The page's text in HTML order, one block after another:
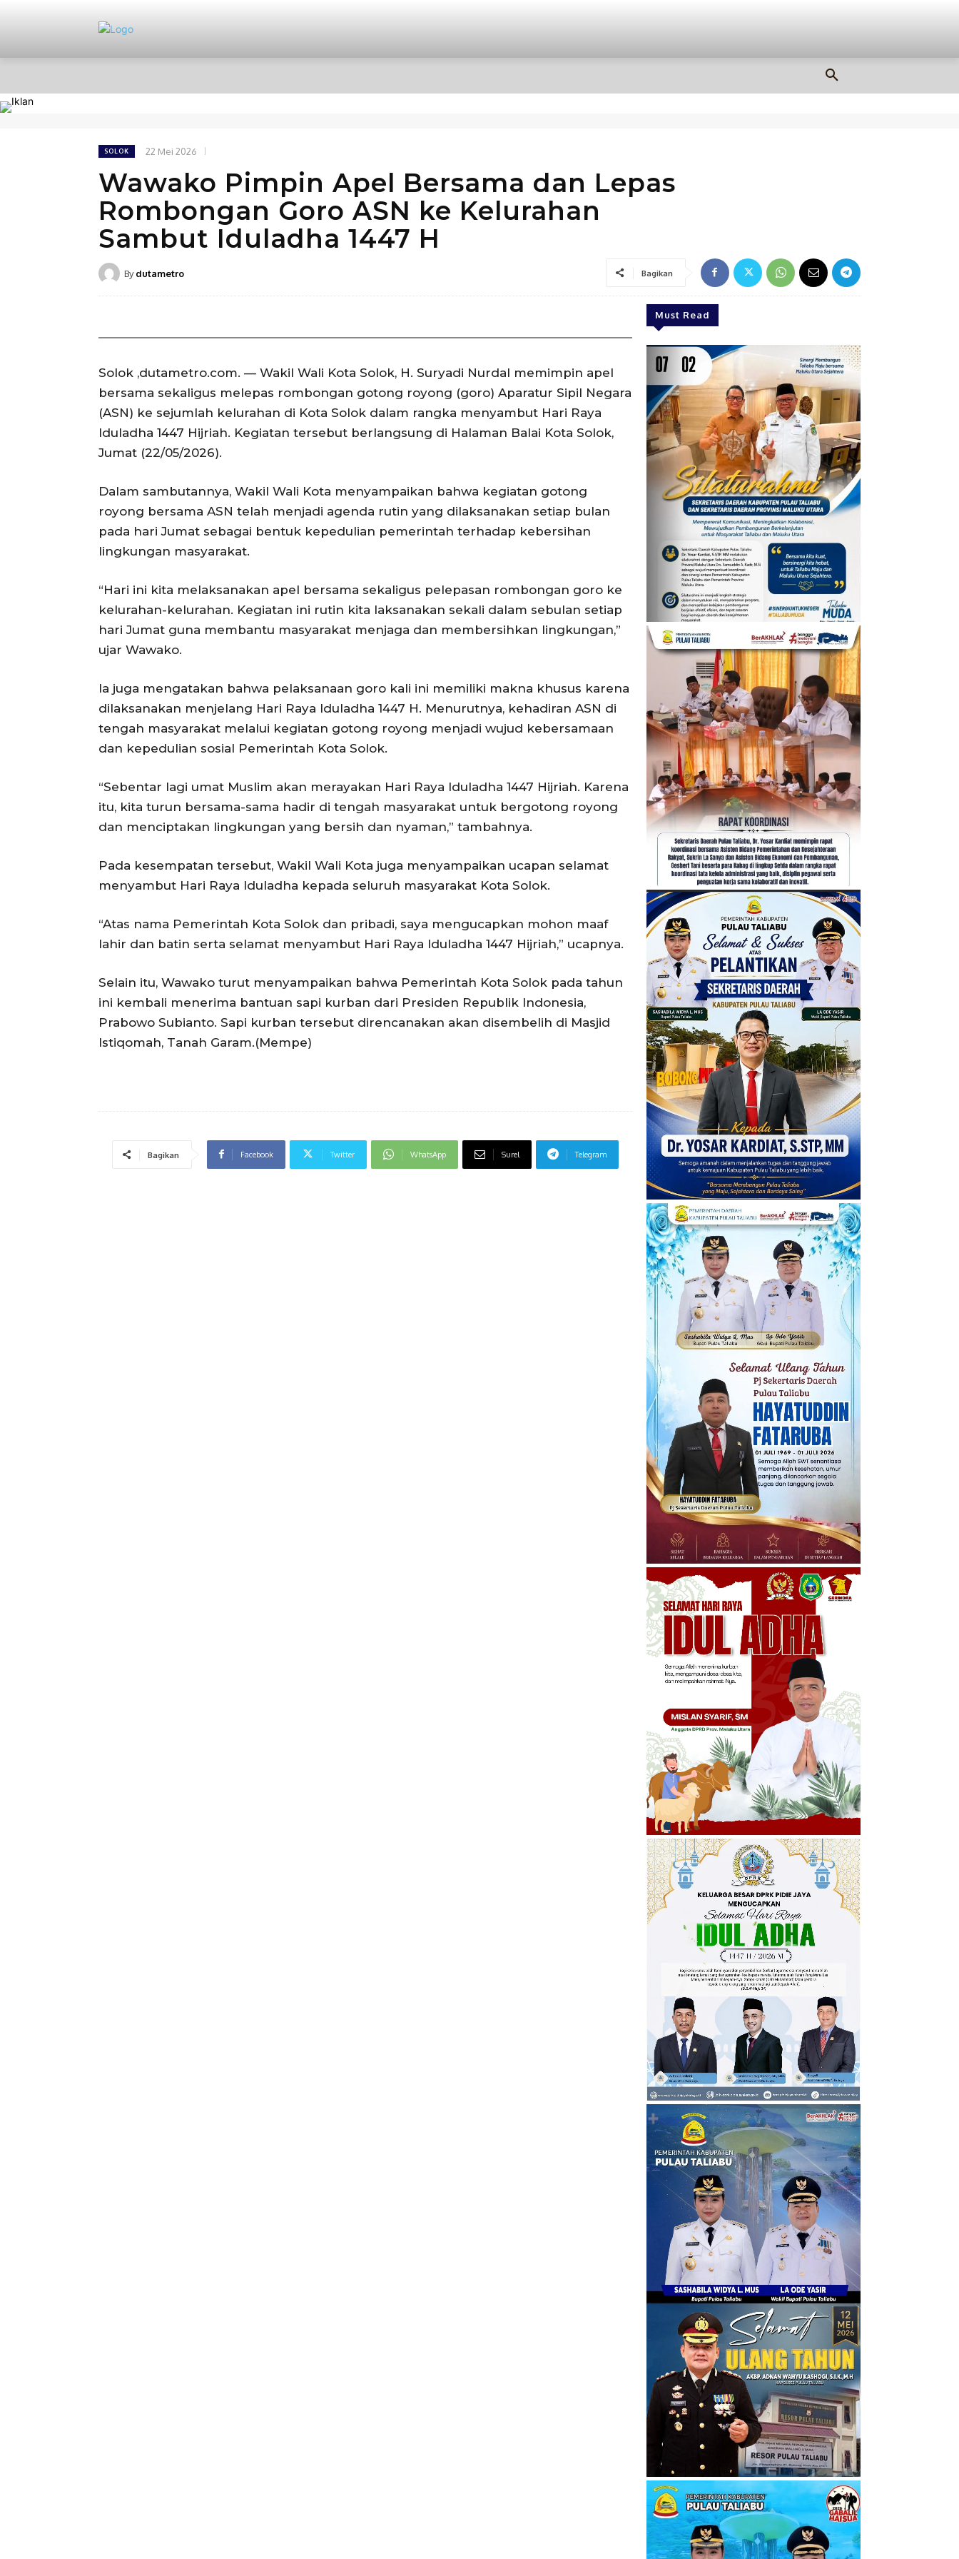
SOLOK 22 Mei 2026
Wawako Pimpin Apel Bersama dan Lepas
Rombongan Goro ASN ke Kelurahan
Sambut Iduladha 1447 H
By dutametro Bagikan
Solok ,dutametro.com. — Wakil Wali Kota Solok, H. Suryadi Nurdal memimpin apel
bersama sekaligus melepas rombongan gotong royong (goro) Aparatur Sipil Negara
(ASN) ke sejumlah kelurahan di Kota Solok dalam rangka menyambut Hari Raya
Iduladha 1447 Hijriah. Kegiatan tersebut berlangsung di Halaman Balai Kota Solok,
Jumat (22/05/2026).
Dalam sambutannya, Wakil Wali Kota menyampaikan bahwa kegiatan gotong
royong bersama ASN telah menjadi agenda rutin yang dilaksanakan setiap bulan
pada hari Jumat sebagai bentuk kepedulian pemerintah terhadap kebersihan
lingkungan masyarakat.
“Hari ini kita melaksanakan apel bersama sekaligus pelepasan rombongan goro ke
kelurahan-kelurahan. Kegiatan ini rutin kita laksanakan sekali dalam sebulan setiap
hari Jumat guna membantu masyarakat menjaga dan membersihkan lingkungan,”
ujar Wawako.
Ia juga mengatakan bahwa pelaksanaan goro kali ini memiliki makna khusus karena
dilaksanakan menjelang Hari Raya Iduladha 1447 H. Menurutnya, kehadiran ASN di
tengah masyarakat melalui kegiatan gotong royong menjadi wujud kebersamaan
dan kepedulian sosial Pemerintah Kota Solok.
“Sebentar lagi umat Muslim akan merayakan Hari Raya Iduladha 1447 Hijriah. Karena
itu, kita turun bersama-sama hadir di tengah masyarakat untuk bergotong royong
dan menciptakan lingkungan yang bersih dan nyaman,” tambahnya.
Pada kesempatan tersebut, Wakil Wali Kota juga menyampaikan ucapan selamat
menyambut Hari Raya Iduladha kepada seluruh masyarakat Kota Solok.
“Atas nama Pemerintah Kota Solok dan pribadi, saya mengucapkan mohon maaf
lahir dan batin serta selamat menyambut Hari Raya Iduladha 1447 Hijriah,” ucapnya.
Selain itu, Wawako turut menyampaikan bahwa Pemerintah Kota Solok pada tahun
ini kembali menerima bantuan sapi kurban dari Presiden Republik Indonesia,
Prabowo Subianto. Sapi kurban tersebut direncanakan akan disembelih di Masjid
Istiqomah, Tanah Garam.(Mempe)
Bagikan Facebook Twitter WhatsApp Surel Telegram
Must Read